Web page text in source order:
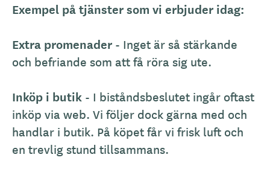
Exempel på tjänster som vi erbjuder idag:
Extra promenader - Inget är så stärkande
och befriande som att få röra sig ute.
Inköp i butik - I biståndsbeslutet ingår oftast
inköp via web. Vi följer dock gärna med och
handlar i butik. På köpet får vi frisk luft och
en trevlig stund tillsammans.